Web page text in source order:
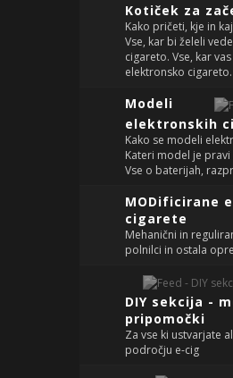
Kotiček za
Kako pričeti, kje in
Vse, kar bi želeli
cigareto. Vse, kar
elektronsko cigareto.
Modeli
elektronskih
Kako se modeli
Kateri model je pravi
Vse o baterijah,
MODificirane
cigarete
Mehanični in
polnilci in ostala
DIY sekcija -
pripomočki
Za vse ki ustvarjate
področju e-cig